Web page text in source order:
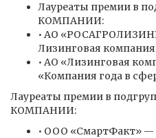
Лауреаты премии в
КОМПАНИИ:
• АО
Лизинговая компания
• АО «Лизинговая
«Компания года в
Лауреаты премии в
КОМПАНИИ:
• ООО «СмартФакт»